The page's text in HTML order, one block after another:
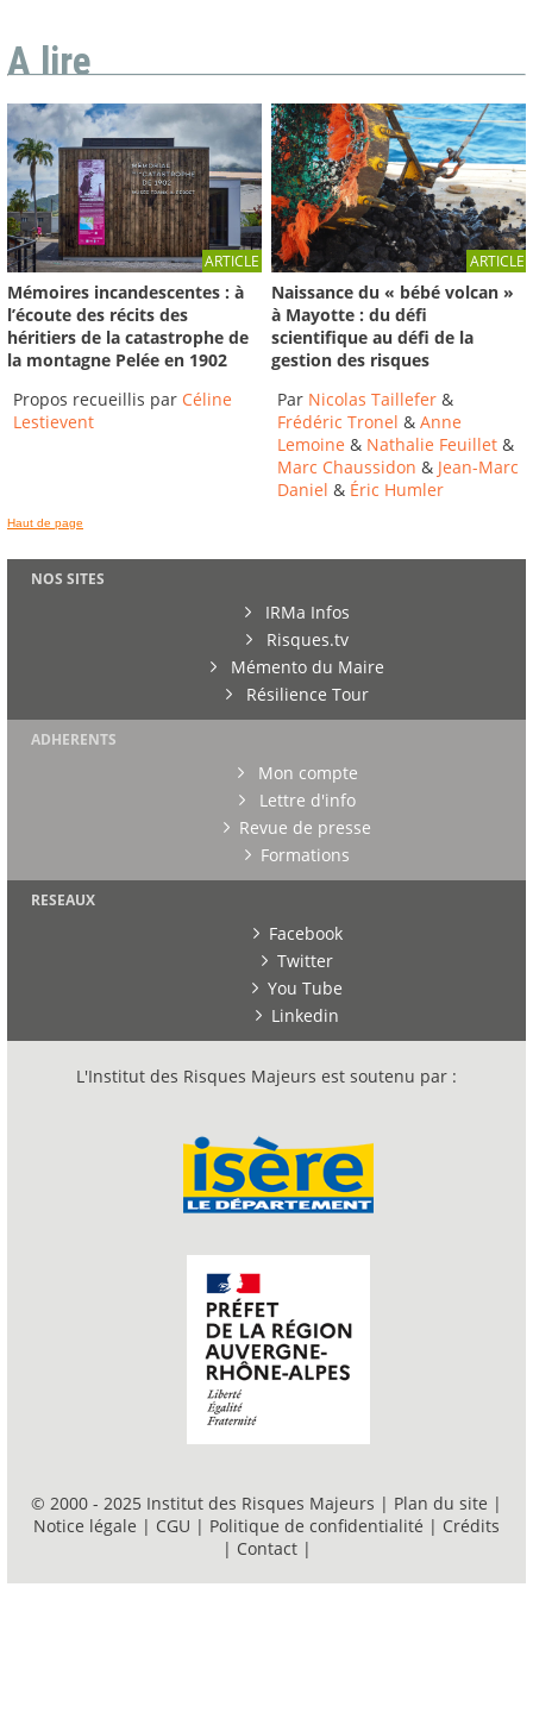
A lire
ARTICLE
Mémoires incandescentes : à
l’écoute des récits des
héritiers de la catastrophe de
la montagne Pelée en 1902
Propos recueillis par Céline
Lestievent
ARTICLE
Naissance du « bébé volcan »
à Mayotte : du défi
scientifique au défi de la
gestion des risques
Par Nicolas Taillefer &
Frédéric Tronel &Anne
Lemoine & Nathalie Feuillet &
Marc Chaussidon & Jean-Marc
Daniel & Éric Humler
Haut de page
NOS SITES
IRMa Infos
Risques.tv
Mémento du Maire
Résilience Tour
ADHERENTS
Mon compte
Lettre d'info
Revue de presse
Formations
RESEAUX
Facebook
Twitter
You Tube
Linkedin
L'Institut des Risques Majeurs est soutenu par :
© 2000 - 2025 Institut des Risques Majeurs | Plan du site |
Notice légale | CGU | Politique de confidentialité | Crédits
| Contact |